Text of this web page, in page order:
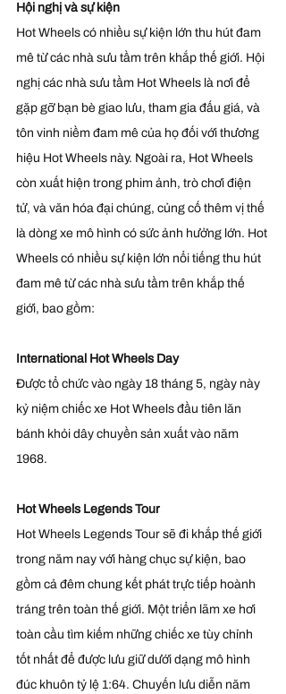
Hội nghị và sự kiện
Hot Wheels có nhiều sự kiện lớn thu hút đam
mê từ các nhà sưu tầm trên khắp thế giới. Hội
nghị các nhà sưu tầm Hot Wheels là nơi để
gặp gỡ bạn bè giao lưu, tham gia đấu giá, và
tôn vinh niềm đam mê của họ đối với thương
hiệu Hot Wheels này. Ngoài ra, Hot Wheels
còn xuất hiện trong phim ảnh, trò chơi điện
tử, và văn hóa đại chúng, củng cố thêm vị thế
là dòng xe mô hình có sức ảnh hưởng lớn. Hot
Wheels có nhiều sự kiện lớn nổi tiếng thu hút
đam mê từ các nhà sưu tầm trên khắp thế
giới, bao gồm:
International Hot Wheels Day
Được tổ chức vào ngày 18 tháng 5, ngày này
kỷ niệm chiếc xe Hot Wheels đầu tiên lăn
bánh khỏi dây chuyền sản xuất vào năm
1968.
Hot Wheels Legends Tour
Hot Wheels Legends Tour sẽ đi khắp thế giới
trong năm nay với hàng chục sự kiện, bao
gồm cả đêm chung kết phát trực tiếp hoành
tráng trên toàn thế giới. Một triển lãm xe hơi
toàn cầu tìm kiếm những chiếc xe tùy chỉnh
tốt nhất để được lưu giữ dưới dạng mô hình
đúc khuôn tỷ lệ 1:64. Chuyến lưu diễn năm